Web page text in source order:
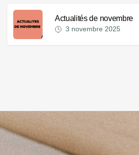
Actualités de novembre
3 novembre 2025